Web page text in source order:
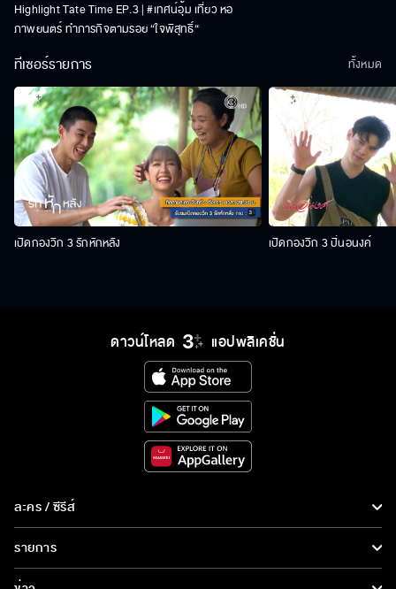
Highlight Tate Time EP.3 | #เทศน์อุ้ม เที่ยว หอ
ภาพยนตร์ ทำภารกิจตามรอย “ใจพิสุทธิ์“
ทีเซอร์รายการ
เปิดกองวิก 3 รักหักหลัง เปิดกองวิก 3 ปิ่นอนงค์
ทั้งหมด
ดาวน์โหลด แอปพลิเคชั่น
ละคร / ซีรีส์
ละคร/ซีรีส์
ซีรีส์นานาชาติ
รายการ
รายการทั้งหมด